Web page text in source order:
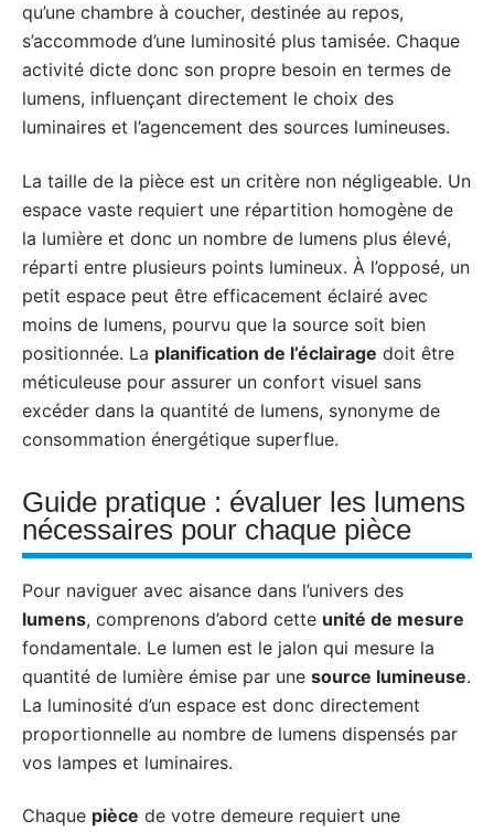
qu’une chambre à coucher, destinée au repos,
s’accommode d’une luminosité plus tamisée. Chaque
activité dicte donc son propre besoin en termes de
lumens, influençant directement le choix des
luminaires et l’agencement des sources lumineuses.
La taille de la pièce est un critère non négligeable. Un
espace vaste requiert une répartition homogène de
la lumière et donc un nombre de lumens plus élevé,
réparti entre plusieurs points lumineux. À l’opposé, un
petit espace peut être efficacement éclairé avec
moins de lumens, pourvu que la source soit bien
positionnée. La planification de l’éclairage doit être
méticuleuse pour assurer un confort visuel sans
excéder dans la quantité de lumens, synonyme de
consommation énergétique superflue.
Guide pratique : évaluer les lumens
nécessaires pour chaque pièce
Pour naviguer avec aisance dans l’univers des
lumens, comprenons d’abord cette unité de mesure
fondamentale. Le lumen est le jalon qui mesure la
quantité de lumière émise par une source lumineuse.
La luminosité d’un espace est donc directement
proportionnelle au nombre de lumens dispensés par
vos lampes et luminaires.
Chaque pièce de votre demeure requiert une